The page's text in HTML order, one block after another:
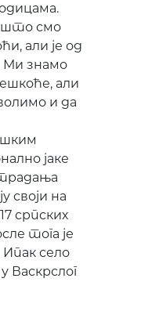
што смо
али је од
Ми знамо
али
и да
јаке
своји на
српских
тога је
село
Васкрслог